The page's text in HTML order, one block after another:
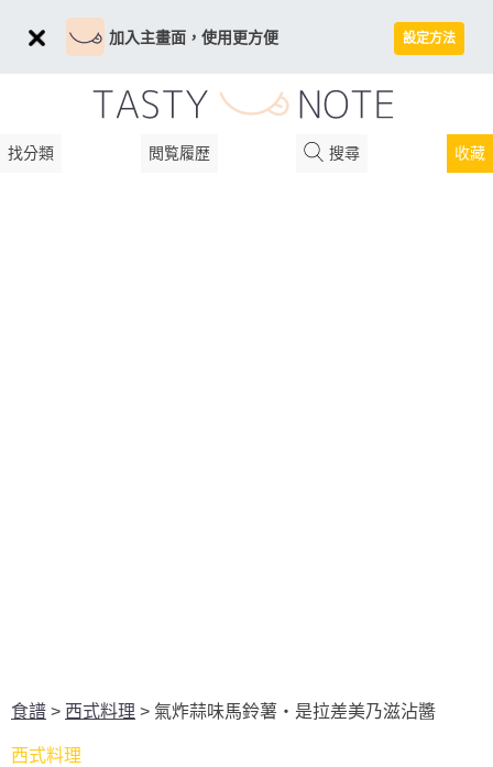
加入主畫面，使用更方便 設定方法
找分類 閲覧履歴 搜尋 收藏
食譜 > 西式料理 > 氣炸蒜味馬鈴薯・是拉差美乃滋沾醬
西式料理